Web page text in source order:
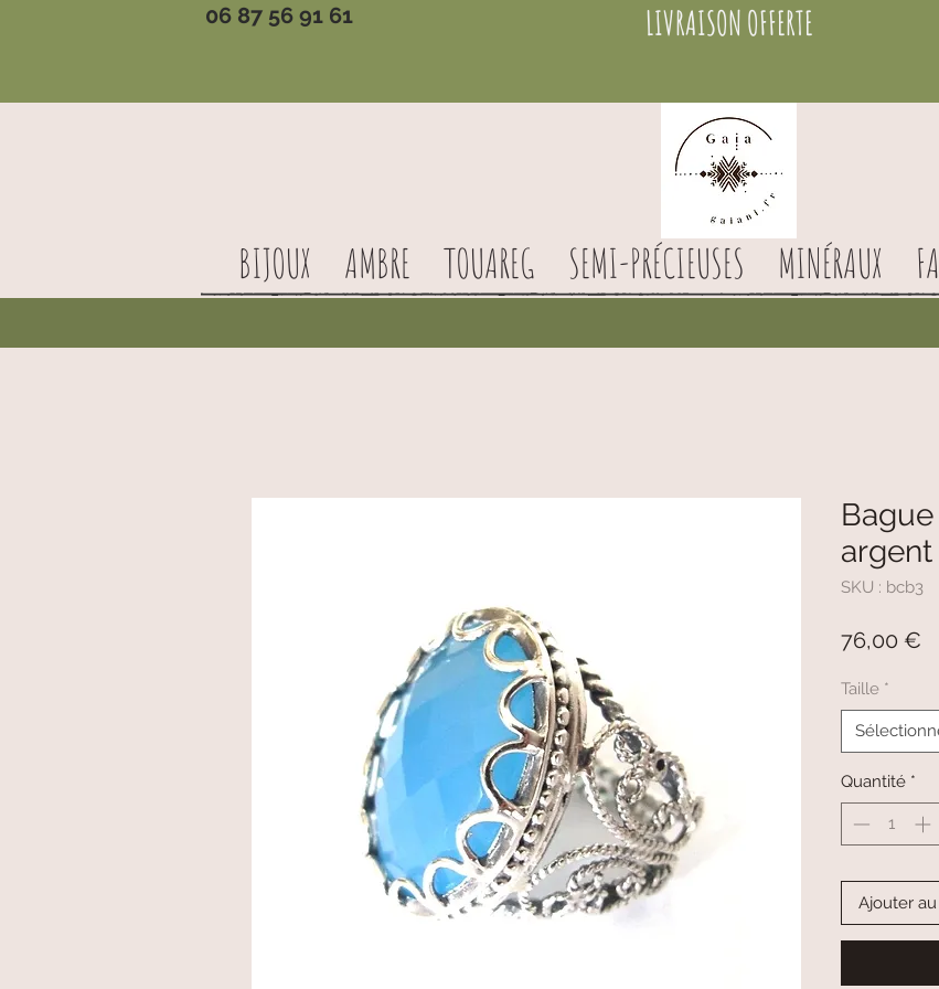
06 87 56 91 61 LIVRAISON OFFERTE
BIJOUX AMBRE TOUAREG SEMI-PRÉCIEUSES MINÉRAUX
SKU : bcb3
76,00 €
Taille *
Quantité *
Ajouter